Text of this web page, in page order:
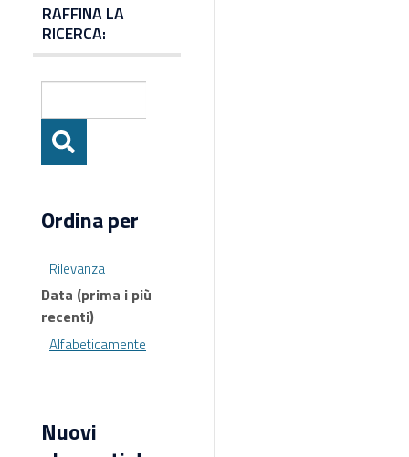
RAFFINA LA
RICERCA:
Ordina per
Rilevanza
Data (prima i più
recenti)
Alfabeticamente
Nuovi